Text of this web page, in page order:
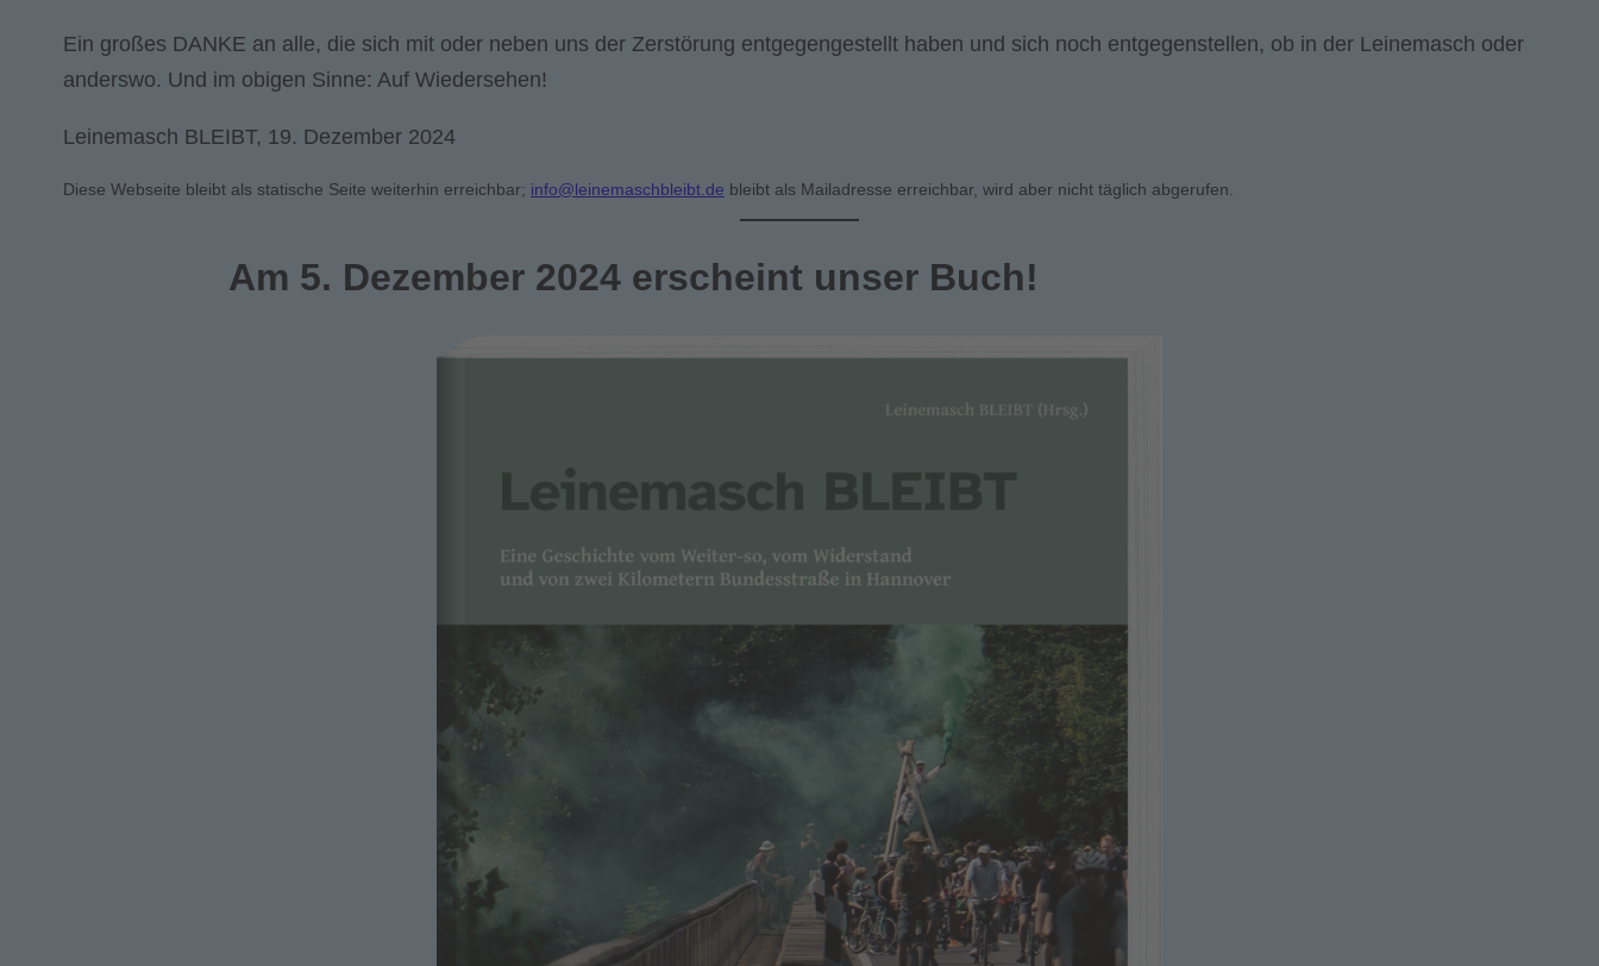
Ein großes DANKE an alle, die sich mit oder neben uns der Zerstörung entgegengestellt haben und sich noch entgegenstellen, ob in der Leinemasch oder
anderswo. Und im obigen Sinne: Auf Wiedersehen!
Leinemasch BLEIBT, 19. Dezember 2024
Diese Webseite bleibt als statische Seite weiterhin erreichbar; info@leinemaschbleibt.de bleibt als Mailadresse erreichbar, wird aber nicht täglich abgerufen.
Am 5. Dezember 2024 erscheint unser Buch!